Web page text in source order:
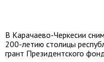
В Карачаево-Черкесии
200-летию столицы
грант Президентского